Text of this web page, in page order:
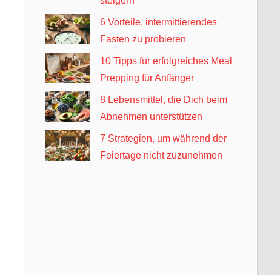
6 Vorteile, intermittierendes
Fasten zu probieren
10 Tipps für erfolgreiches Meal
Prepping für Anfänger
8 Lebensmittel, die Dich beim
Abnehmen unterstützen
7 Strategien, um während der
Feiertage nicht zuzunehmen